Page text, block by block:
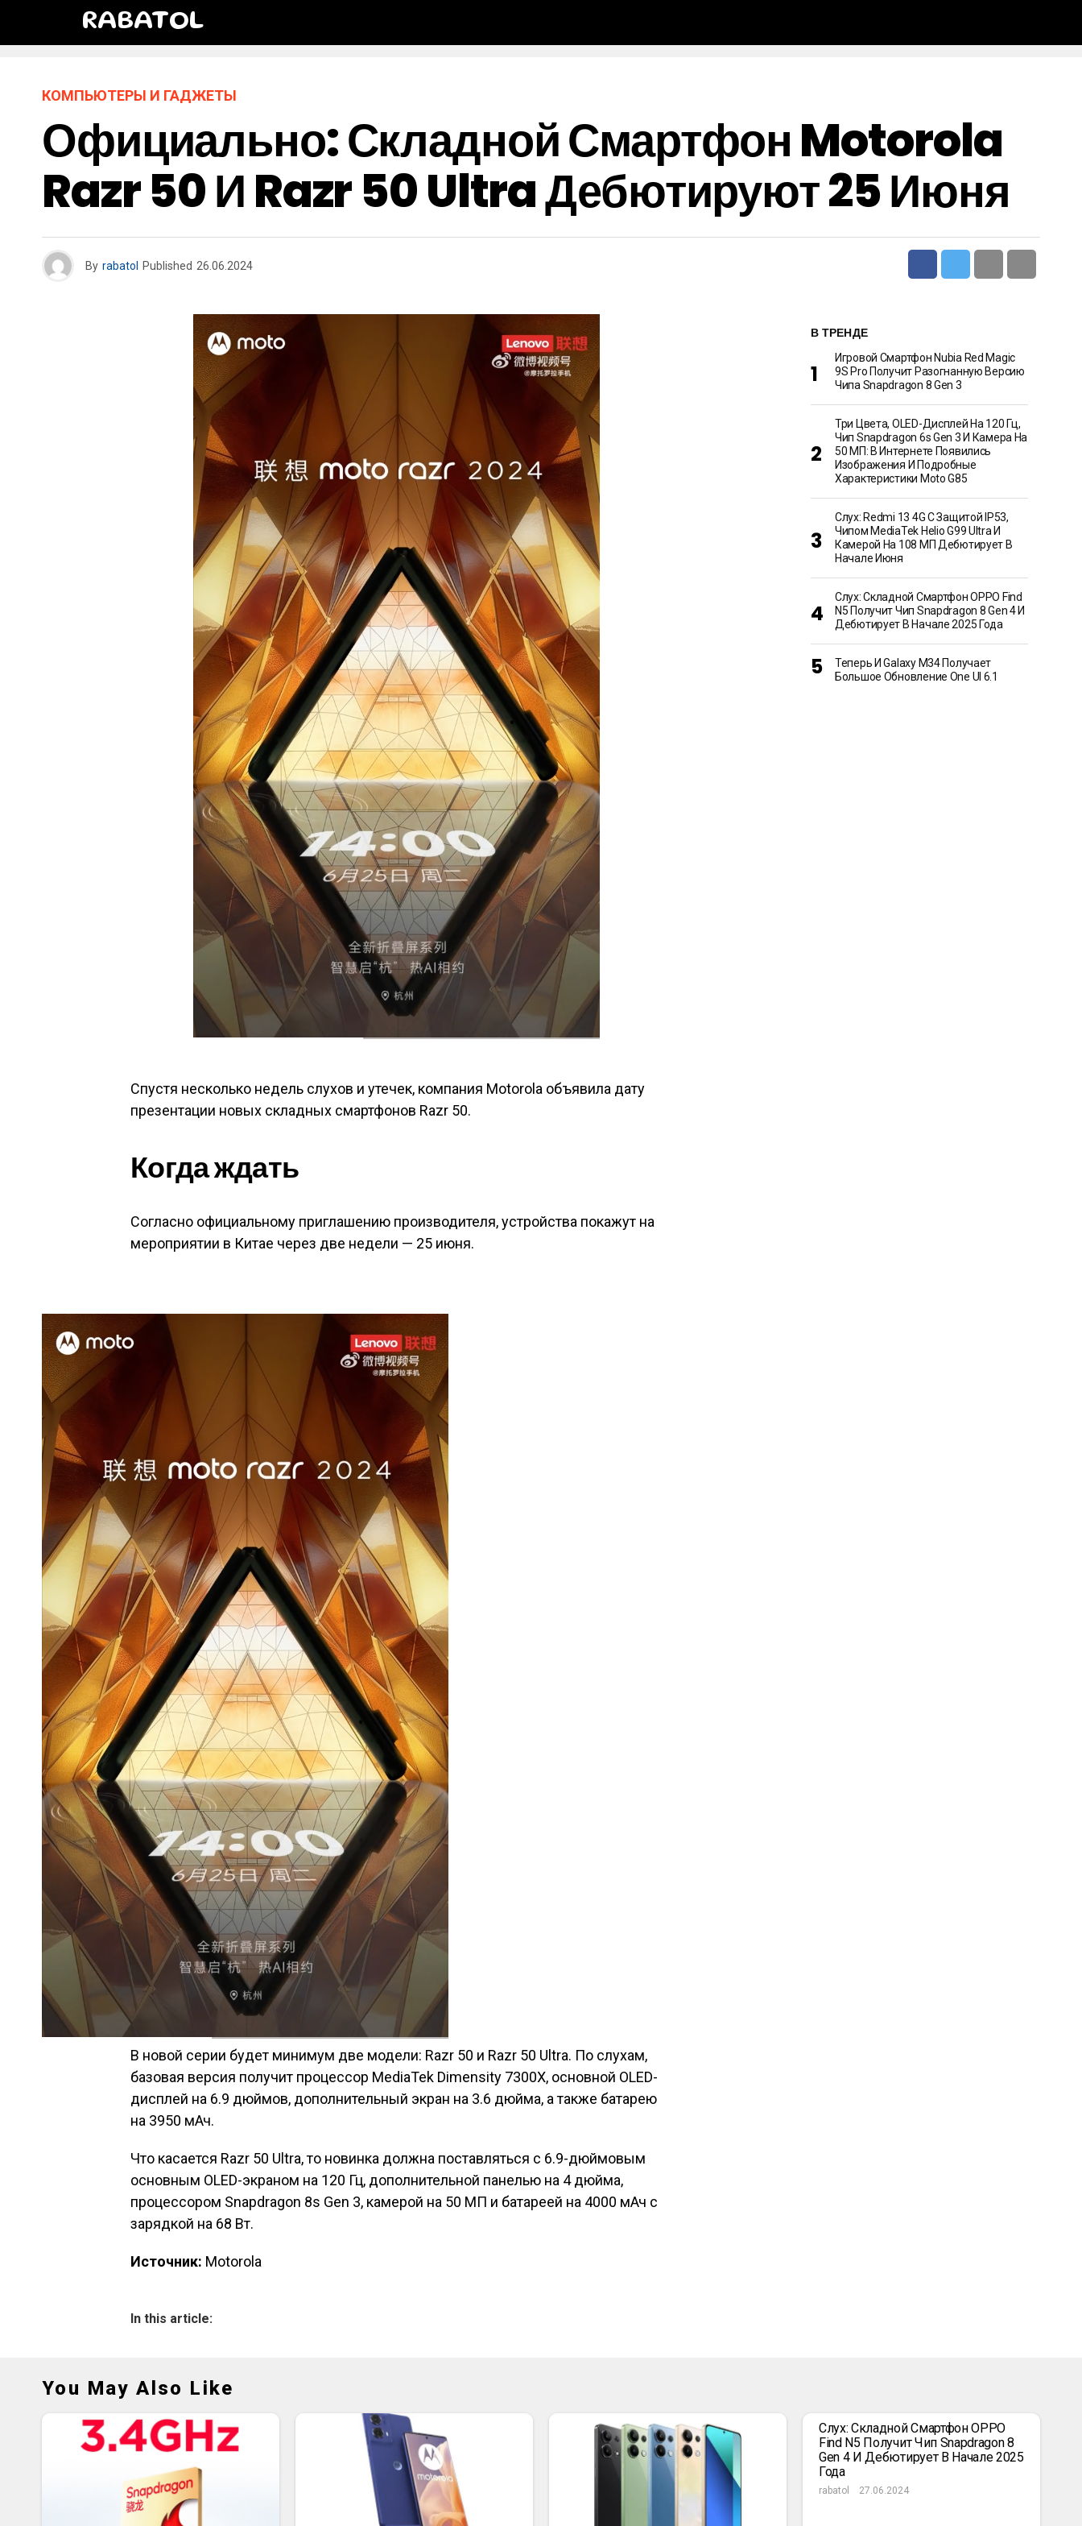
RABATOL
КОМПЬЮТЕРЫ И ГАДЖЕТЫ
Официально: Складной Смартфон Motorola
Razr 50 И Razr 50 Ultra Дебютируют 25 Июня
By rabatol Published 26.06.2024
Спустя несколько недель слухов и утечек, компания Motorola объявила дату
презентации новых складных смартфонов Razr 50.
Когда ждать
Согласно официальному приглашению производителя, устройства покажут на
мероприятии в Китае через две недели — 25 июня.
В новой серии будет минимум две модели: Razr 50 и Razr 50 Ultra. По слухам,
базовая версия получит процессор MediaTek Dimensity 7300X, основной OLED-
дисплей на 6.9 дюймов, дополнительный экран на 3.6 дюйма, а также батарею
на 3950 мАч.
Что касается Razr 50 Ultra, то новинка должна поставляться с 6.9-дюймовым
основным OLED-экраном на 120 Гц, дополнительной панелью на 4 дюйма,
процессором Snapdragon 8s Gen 3, камерой на 50 МП и батареей на 4000 мАч с
зарядкой на 68 Вт.
Источник: Motorola
In this article:
В ТРЕНДЕ
Игровой Смартфон Nubia Red Magic
9S Pro Получит Разогнанную Версию
Чипа Snapdragon 8 Gen 3
Три Цвета, OLED-Дисплей На 120 Гц,
Чип Snapdragon 6s Gen 3 И Камера На
50 МП: В Интернете Появились
Изображения И Подробные
Характеристики Moto G85
Слух: Redmi 13 4G С Защитой IP53,
Чипом MediaTek Helio G99 Ultra И
Камерой На 108 МП Дебютирует В
Начале Июня
Слух: Складной Смартфон OPPO Find
N5 Получит Чип Snapdragon 8 Gen 4 И
Дебютирует В Начале 2025 Года
Теперь И Galaxy M34 Получает
Большое Обновление One UI 6.1
You May Also Like
Слух: Складной Смартфон OPPO
Find N5 Получит Чип Snapdragon 8
Gen 4 И Дебютирует В Начале 2025
Года
rabatol 27.06.2024